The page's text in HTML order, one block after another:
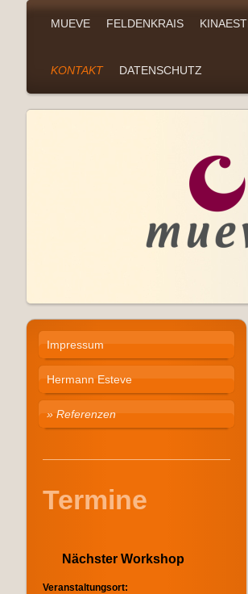
MUEVE FELDENKRAIS
KONTAKT DATENSCHUTZ
Impressum
Hermann Esteve
Referenzen
Termine
Nächster Workshop
Veranstaltungsort: